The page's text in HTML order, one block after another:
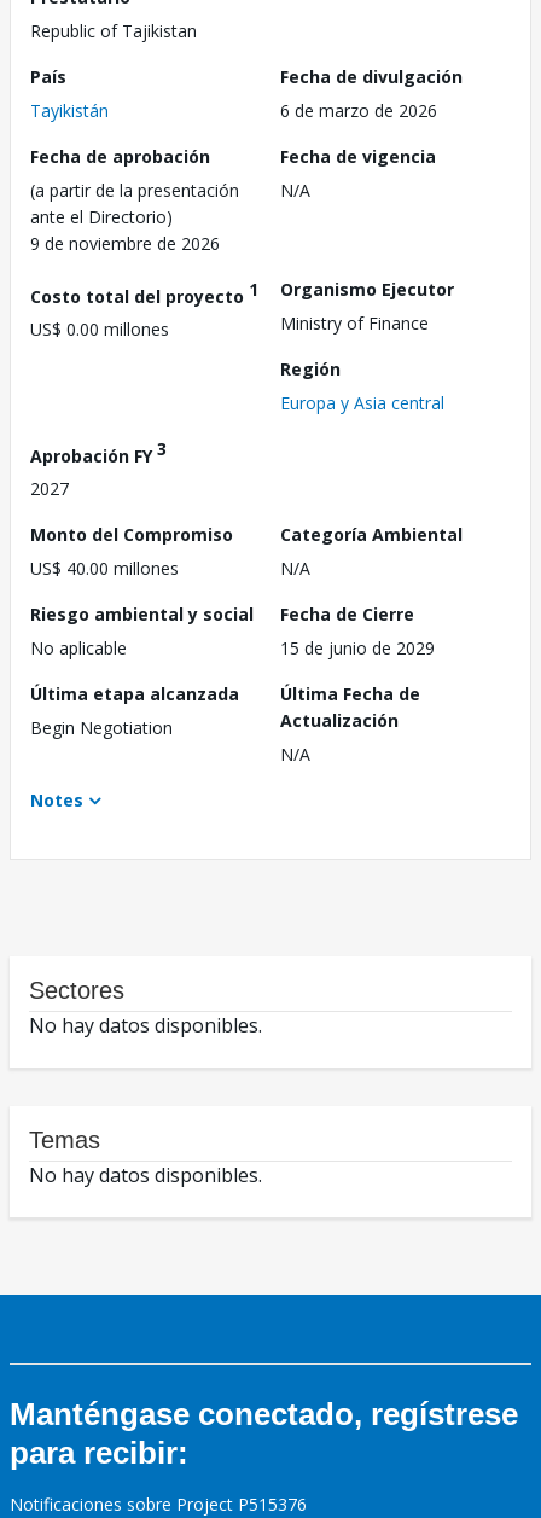
Republic of Tajikistan
País
Tayikistán
Fecha de divulgación
6 de marzo de 2026
Fecha de aprobación
(a partir de la presentación
ante el Directorio)
9 de noviembre de 2026
Fecha de vigencia
N/A
Costo total del proyecto 1
US$ 0.00 millones
Organismo Ejecutor
Ministry of Finance
Región
Europa y Asia central
Aprobación FY3
2027
Monto del Compromiso
US$ 40.00 millones
Categoría Ambiental
N/A
Riesgo ambiental y social
No aplicable
Fecha de Cierre
15 de junio de 2029
Última etapa alcanzada
Begin Negotiation
Última Fecha de
Actualización
N/A
Notes
Sectores
No hay datos disponibles.
Temas
No hay datos disponibles.
Manténgase conectado, regístrese
para recibir:
Notificaciones sobre Project P515376